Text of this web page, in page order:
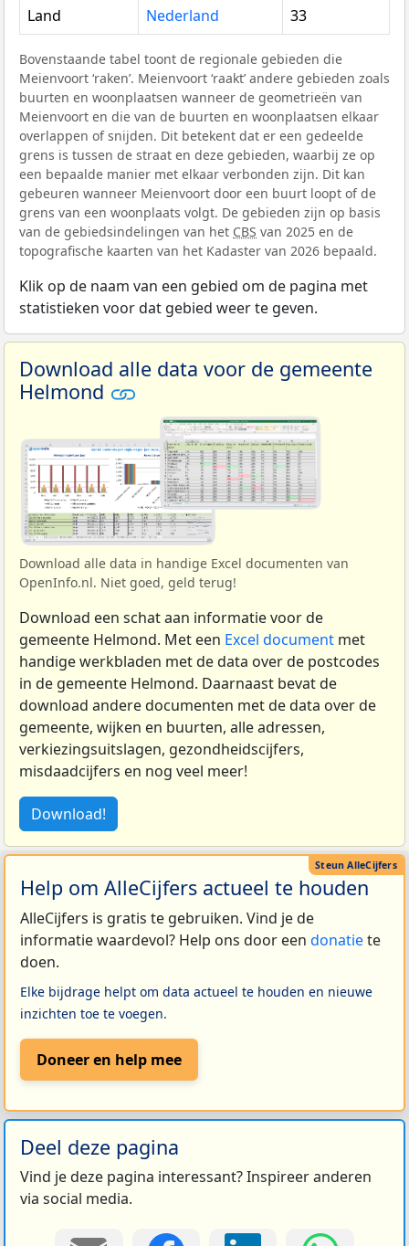
Land Nederland 33
Bovenstaande tabel toont de regionale gebieden die
Meienvoort ‘raken’. Meienvoort ‘raakt’ andere gebieden zoals
buurten en woonplaatsen wanneer de geometrieën van
Meienvoort en die van de buurten en woonplaatsen elkaar
overlappen of snijden. Dit betekent dat er een gedeelde
grens is tussen de straat en deze gebieden, waarbij ze op
een bepaalde manier met elkaar verbonden zijn. Dit kan
gebeuren wanneer Meienvoort door een buurt loopt of de
grens van een woonplaats volgt. De gebieden zijn op basis
van de gebiedsindelingen van het CBS van 2025 en de
topografische kaarten van het Kadaster van 2026 bepaald.
Klik op de naam van een gebied om de pagina met
statistieken voor dat gebied weer te geven.
Download alle data voor de gemeente
Helmond
Download alle data in handige Excel documenten van
OpenInfo.nl. Niet goed, geld terug!
Download een schat aan informatie voor de
gemeente Helmond. Met een Excel document met
handige werkbladen met de data over de postcodes
in de gemeente Helmond. Daarnaast bevat de
download andere documenten met de data over de
gemeente, wijken en buurten, alle adressen,
verkiezingsuitslagen, gezondheidscijfers,
misdaadcijfers en nog veel meer!
Download!
Help om AlleCijfers actueel te houden
AlleCijfers is gratis te gebruiken. Vind je de
informatie waardevol? Help ons door een donatiete
doen.
Elke bijdrage helpt om data actueel te houden en nieuwe
inzichten toe te voegen.
Doneer en help mee
Deel deze pagina
Vind je deze pagina interessant? Inspireer anderen
via social media.